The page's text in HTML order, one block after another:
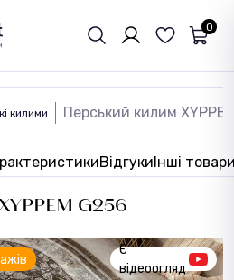
0
килими Перський килим
ВідгукиІнші
G256
Є
відеоогляд
ЗВЯЗОК